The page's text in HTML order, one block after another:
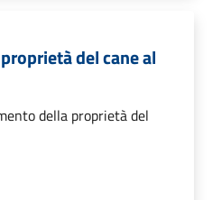
del cane al
della proprietà del